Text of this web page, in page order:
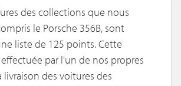
des collections que nous
le Porsche 356B, sont
liste de 125 points. Cette
par l'un de nos propres
livraison des voitures des